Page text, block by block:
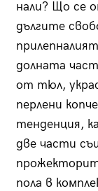
нали? Що се
дългите
долната
от тюл,
перлени
тенденция,
две части
пола в